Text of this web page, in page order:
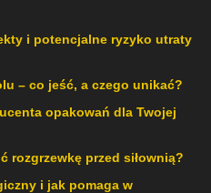
i potencjalne ryzyko utraty
– co jeść, a czego unikać?
opakowań dla Twojej
rozgrzewkę przed siłownią?
i jak pomaga w